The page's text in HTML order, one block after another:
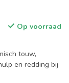
Op voorraad
touw,
en redding bij